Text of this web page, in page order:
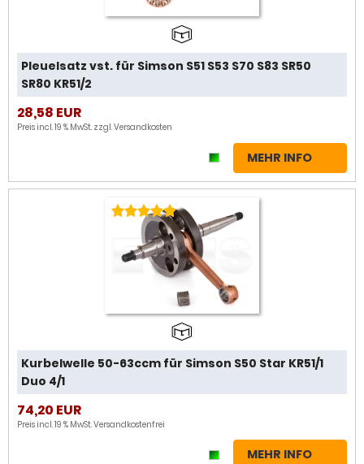
Pleuelsatz vst. für Simson S51 S53 S70 S83 SR50
SR80 KR51/2
28,58 EUR
Preis incl. 19 % MwSt. zzgl.Versandkosten
MEHR INFO
Kurbelwelle 50-63ccm für Simson S50 Star KR51/1
Duo 4/1
74,20 EUR
Preis incl. 19 % MwSt.Versandkostenfrei
MEHR INFO